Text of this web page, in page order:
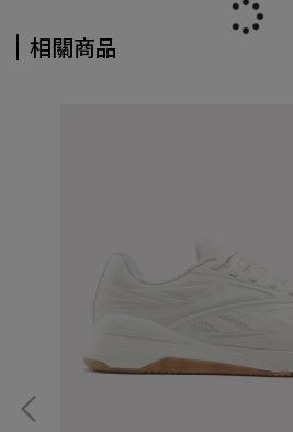
相關商品